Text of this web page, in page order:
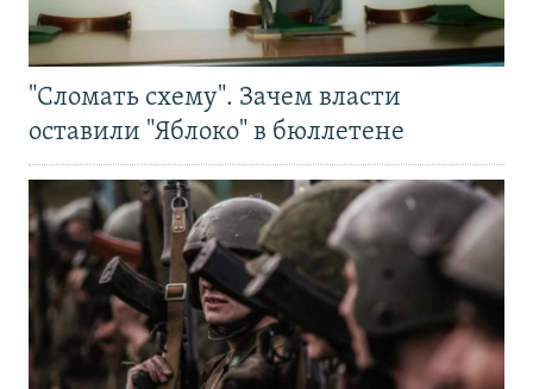
"Сломать схему". Зачем власти
оставили "Яблоко" в бюллетене